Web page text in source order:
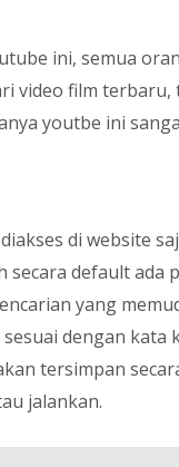
ini, semua
video film
youtbe ini
di website
secara default ada
yang
dengan kata
tersimpan
jalankan.